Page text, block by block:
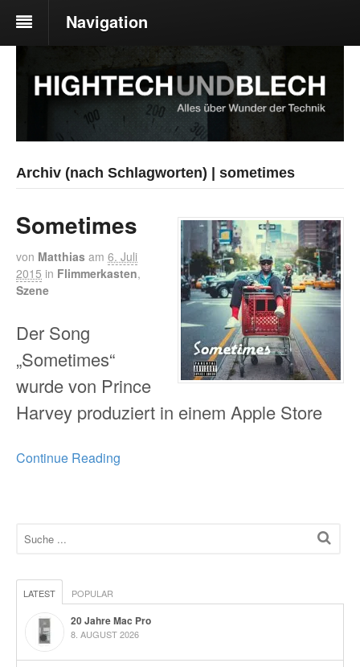
Navigation
Archiv (nach Schlagworten) | sometimes
Sometimes
von Matthias am 6. Juli
2015 in Flimmerkasten,
Szene
Der Song
„Sometimes“
wurde von Prince
Harvey produziert in einem Apple Store
Continue Reading
LATEST POPULAR
20 Jahre Mac Pro
8. AUGUST 2026